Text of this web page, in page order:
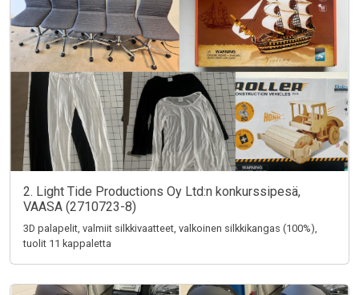
2. Light Tide Productions Oy Ltd:n konkurssipesä,
VAASA (2710723-8)
3D palapelit, valmiit silkkivaatteet, valkoinen silkkikangas (100%),
tuolit 11 kappaletta